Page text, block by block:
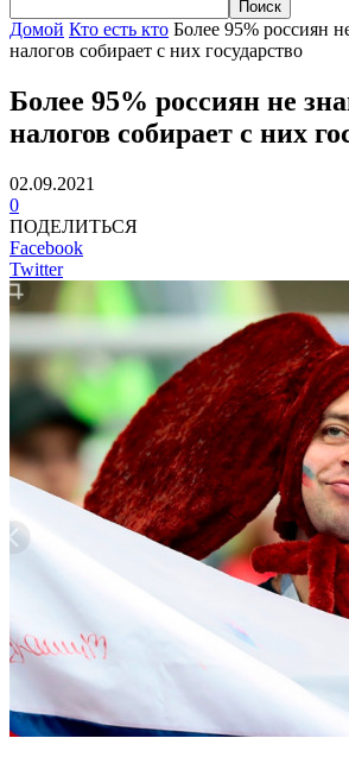
Домой Кто есть кто Более 95% россиян
налогов собирает с них государство
Более 95% россиян не
налогов собирает с них
02.09.2021
0
ПОДЕЛИТЬСЯ
Facebook
Twitter